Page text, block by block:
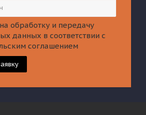
обработку и передачу
данных в соответствии с
соглашением